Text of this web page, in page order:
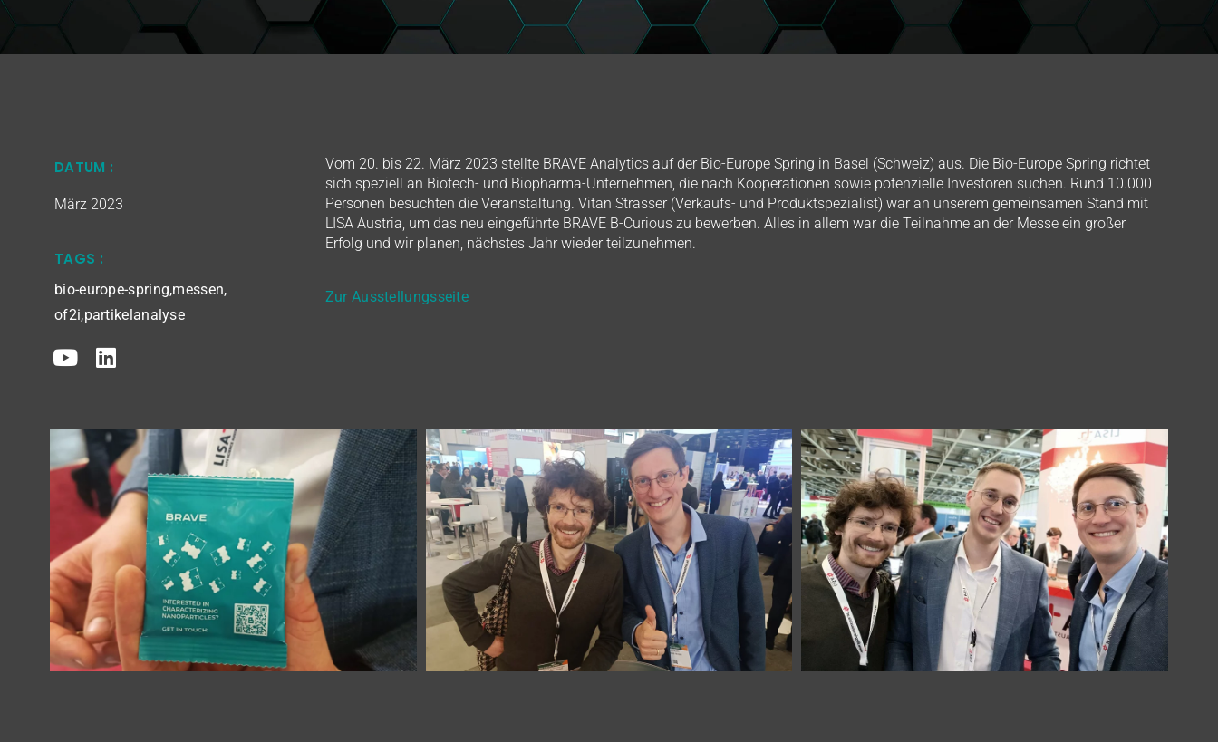
DATUM :
März 2023
TAGS :
bio-europe-spring,messen,
of2i,partikelanalyse
Vom 20. bis 22. März 2023 stellte BRAVE Analytics auf der Bio-Europe Spring in Basel (Schweiz) aus. Die Bio-Europe Spring richtet
sich speziell an Biotech- und Biopharma-Unternehmen, die nach Kooperationen sowie potenzielle Investoren suchen. Rund 10.000
Personen besuchten die Veranstaltung. Vitan Strasser (Verkaufs- und Produktspezialist) war an unserem gemeinsamen Stand mit
LISA Austria, um das neu eingeführte BRAVE B-Curious zu bewerben. Alles in allem war die Teilnahme an der Messe ein großer
Erfolg und wir planen, nächstes Jahr wieder teilzunehmen.
Zur Ausstellungsseite